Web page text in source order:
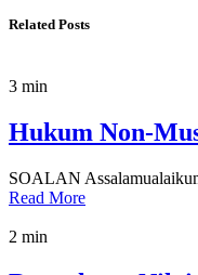
Related Posts
3 min
Hukum Non-
SOALAN
Read More
2 min